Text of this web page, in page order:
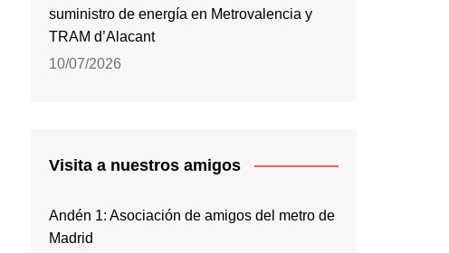
suministro de energía en Metrovalencia y
TRAM d’Alacant
10/07/2026
Visita a nuestros amigos
Andén 1: Asociación de amigos del metro de
Madrid